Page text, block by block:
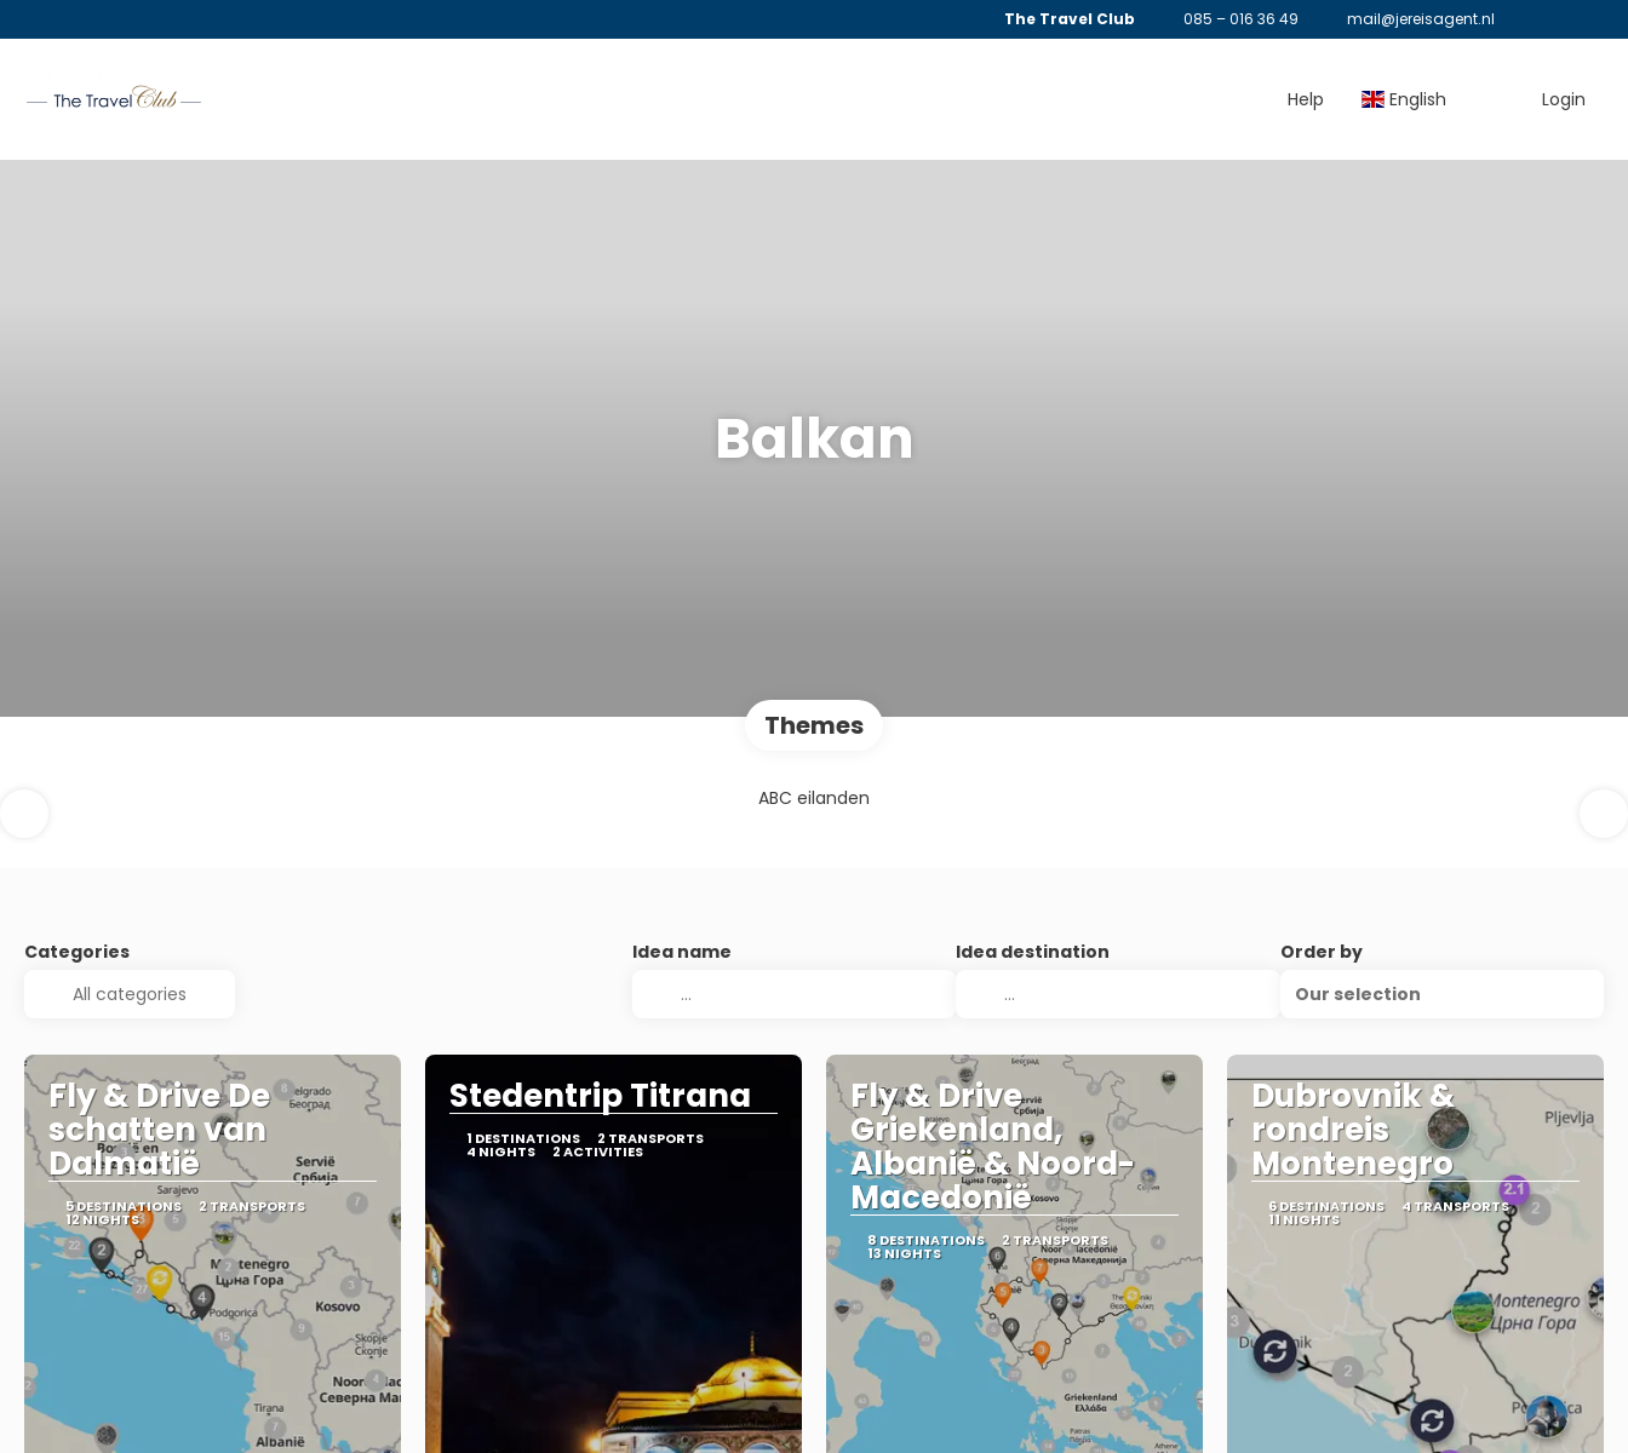
The Travel Club 085 – 016 36 49 mail@jereisagent.nl
Help English Login
Balkan
Themes
ABC eilanden
Categories Idea name Idea destination
Order by
Our selection
Fly & Drive De
schatten van
Dalmatië
5 DESTINATIONS 2 TRANSPORTS
12 NIGHTS
Stedentrip Titrana
1 DESTINATIONS 2 TRANSPORTS
4 NIGHTS 2 ACTIVITIES
Fly & Drive
Griekenland,
Albanië & Noord-
Macedonië
8 DESTINATIONS 2 TRANSPORTS
13 NIGHTS
Dubrovnik &
rondreis
Montenegro
6 DESTINATIONS 4 TRANSPORTS
11 NIGHTS